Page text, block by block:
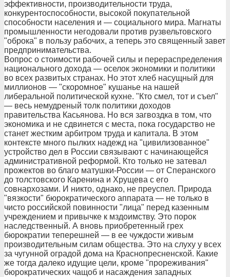
эффективности, производительности труда,
конкурентоспособности, высокой покупательной
способности населения и — социального мира. Магнаты
промышленности негодовали против рузвельтовского
"оброка" в пользу рабочих, а теперь это священный завет
предпринимательства.
Вопрос о стоимости рабочей силы и перераспределения
национального дохода — оселок экономики и политики
во всех развитых странах. Но этот хлеб насущный для
миллионов — "скоромное" кушанье на нашей
либеральной политической кухне. "Кто смел, тот и съел"
— весь немудреный толк политики доходов
правительства Касьянова. Но вся загвоздка в том, что
экономика и не сдвинется с места, пока государство не
станет жестким арбитром труда и капитала. В этом
контексте много пылких надежд на "цивилизованное"
устройство дел в России связывают с начинающейся
административной реформой. Кто только не затевал
прожектов во благо матушки-России — от Сперанского
до толстовского Каренина и Хрущева с его
совнархозами. И никто, однако, не преуспел. Природа
"вязкости" бюрократического аппарата — не только в
чисто российской повинности "лица" перед казенным
учреждением и привычке к мздоимству. Это порок
наследственный. А вновь приобретенный грех
бюрократии теперешней — в ее чуждости живым
производительным силам общества. Это на слуху у всех
за чугунной оградой дома на Краснопресненской. Какие
же тогда далеко идущие цели, кроме "прореживания"
бюрократических чащоб и насаждения западных